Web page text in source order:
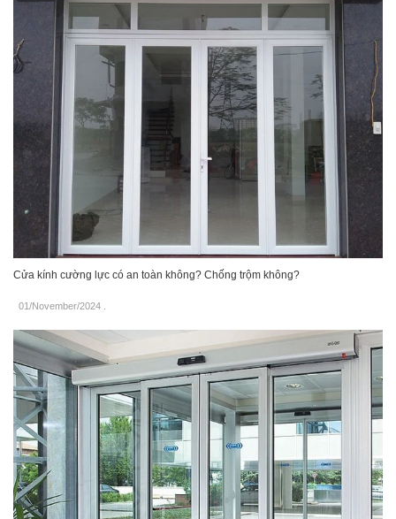
Cửa kính cường lực có an toàn không? Chống trộm không?
01/November/2024